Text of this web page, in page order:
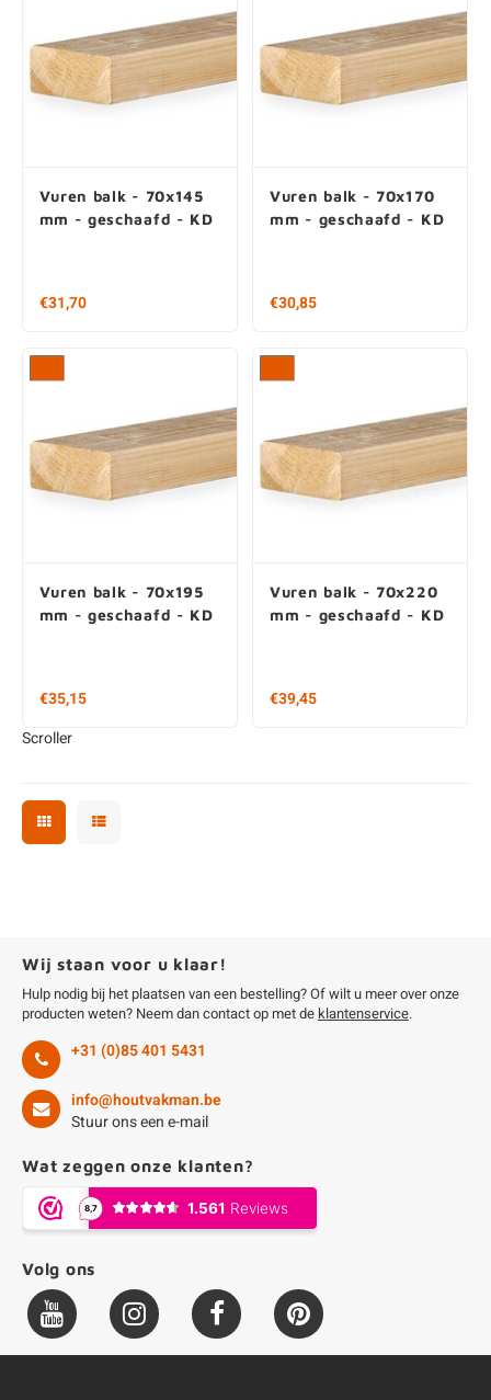
Vuren balk - 70x145
mm - geschaafd - KD
€31,70
Vuren balk - 70x170
mm - geschaafd - KD
€30,85
Vuren balk - 70x195
mm - geschaafd - KD
€35,15
Vuren balk - 70x220
mm - geschaafd - KD
€39,45
Scroller
Wij staan voor u klaar!
Hulp nodig bij het plaatsen van een bestelling? Of wilt u meer over onze
producten weten? Neem dan contact op met de klantenservice.
+31 (0)85 401 5431
info@houtvakman.be
Stuur ons een e-mail
Wat zeggen onze klanten?
Volg ons